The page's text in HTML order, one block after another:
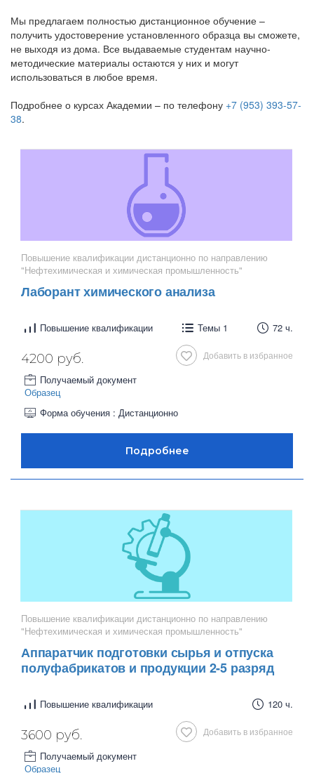
Мы предлагаем полностью дистанционное обучение –
получить удостоверение установленного образца вы сможете,
не выходя из дома. Все выдаваемые студентам научно-
методические материалы остаются у них и могут
использоваться в любое время.
Подробнее о курсах Академии – по телефону +7 (953) 393-57-
38.
Повышение квалификации дистанционно по направлению
"Нефтехимическая и химическая промышленность"
Лаборант химического анализа
Повышение квалификации Темы 1 72 ч.
Добавить в избранное
4200 руб.
Получаемый документ
Образец
Форма обучения : Дистанционно
Повышение квалификации дистанционно по направлению
"Нефтехимическая и химическая промышленность"
Аппаратчик подготовки сырья и отпуска
полуфабрикатов и продукции 2-5 разряд
Повышение квалификации 120 ч.
Добавить в избранное
3600 руб.
Получаемый документ
Образец